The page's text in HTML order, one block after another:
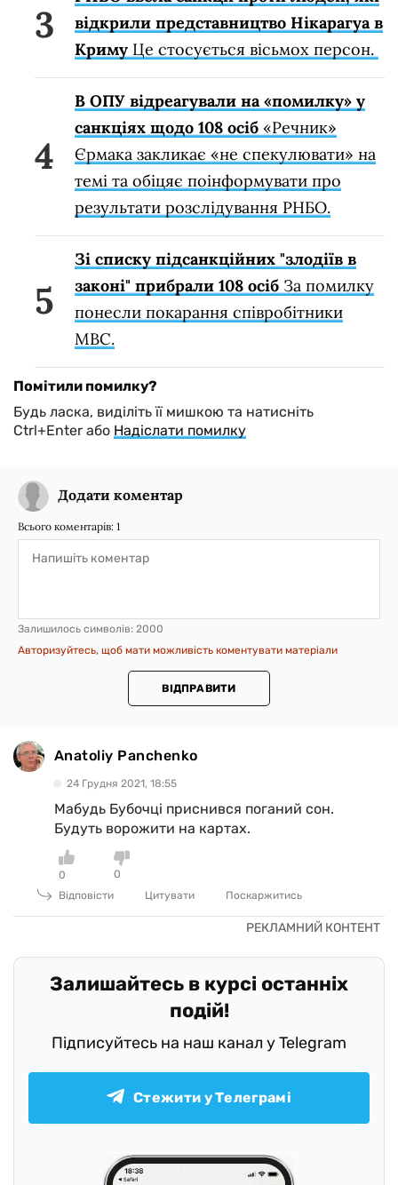
відкрили представництво Нікарагуа в
Криму Це стосується вісьмох персон.
В ОПУ відреагували на «помилку» у
санкціях щодо 108 осіб «Речник»
Єрмака закликає «не спекулювати» на
темі та обіцяє поінформувати про
результати розслідування РНБО.
Зі списку підсанкційних "злодіїв в
законі" прибрали 108 осіб За помилку
понесли покарання співробітники
МВС.
Помітили помилку?
Будь ласка, виділіть її мишкою та натисніть
Ctrl+Enter або Надіслати помилку
Додати коментар
Всього коментарів: 1
Залишилось символів: 2000
Авторизуйтесь, щоб мати можливість коментувати матеріали
ВІДПРАВИТИ
Anatoliy Panchenko
24 Грудня 2021, 18:55
Мабудь Бубочці приснився поганий сон.
Будуть ворожити на картах.
0
0
Відповісти
Цитувати Поскаржитись
Залишайтесь в курсі останніх
подій!
Підписуйтесь на наш канал у Telegram
Стежити у Телеграмі